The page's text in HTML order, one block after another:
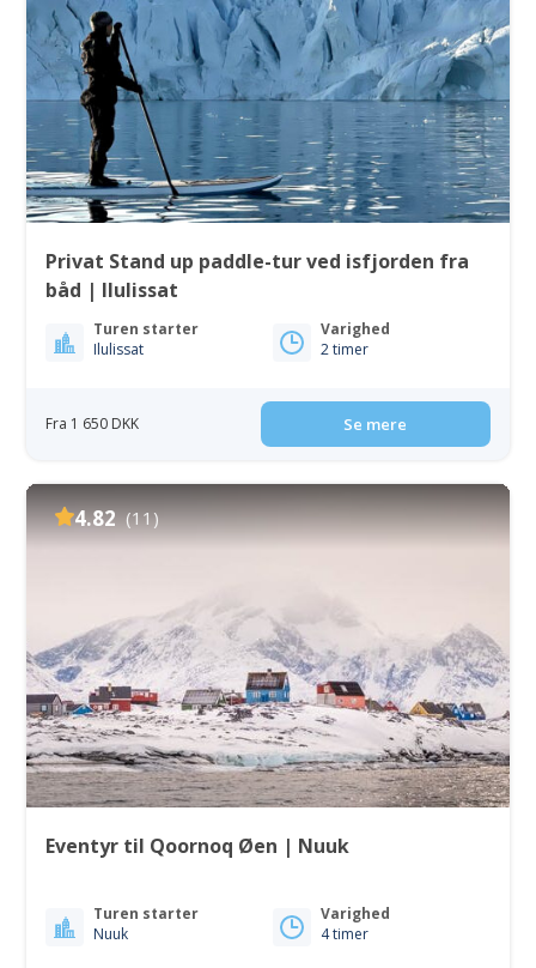
Privat Stand up paddle-tur ved isfjorden fra
båd | Ilulissat
Turen starter
Ilulissat
Varighed
2 timer
Fra 1 650 DKK Se mere
4.82 (11)
Eventyr til Qoornoq Øen | Nuuk
Turen starter
Nuuk
Varighed
4 timer